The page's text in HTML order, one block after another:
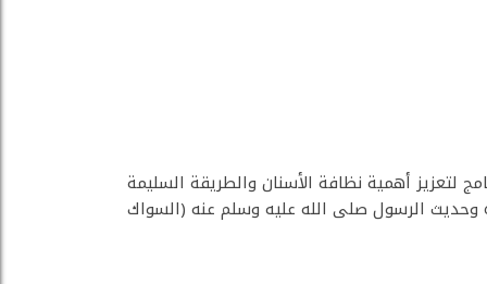
لتعزيز أهمية نظافة الأسنان والطريقة السليمة
وحديث الرسول صلى الله عليه وسلم عنه (السواك